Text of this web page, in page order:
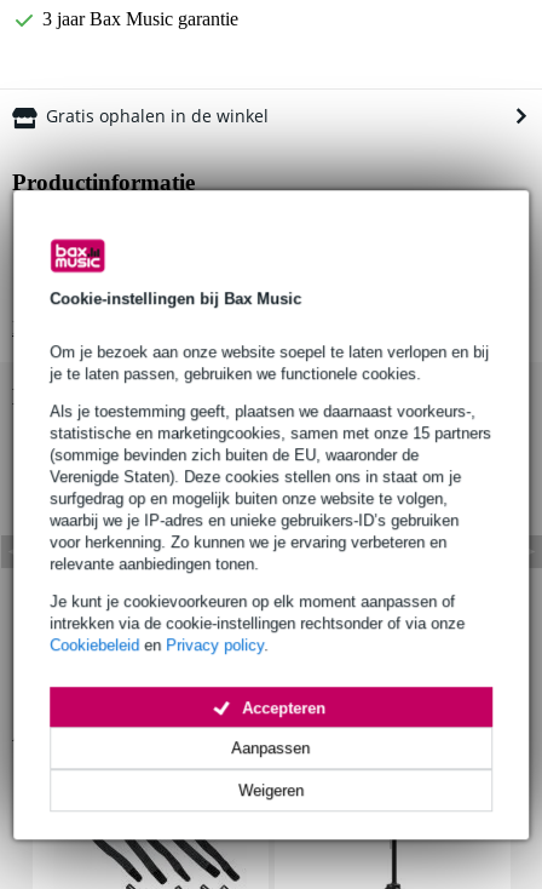
Cookie-instellingen bij Bax Music
Om je bezoek aan onze website soepel te laten verlopen en bij
je te laten passen, gebruiken we functionele cookies.
Als je toestemming geeft, plaatsen we daarnaast voorkeurs-,
statistische en marketingcookies, samen met onze 15 partners
(sommige bevinden zich buiten de EU, waaronder de
Verenigde Staten). Deze cookies stellen ons in staat om je
surfgedrag op en mogelijk buiten onze website te volgen,
waarbij we je IP-adres en unieke gebruikers-ID’s gebruiken
voor herkenning. Zo kunnen we je ervaring verbeteren en
relevante aanbiedingen tonen.
Je kunt je cookievoorkeuren op elk moment aanpassen of
intrekken via de cookie-instellingen rechtsonder of via onze
Cookiebeleid en Privacy policy.
Weigeren
Aanpassen
Accepteren
3 jaar Bax Music garantie
Gratis ophalen in de winkel
Productinformatie
Materiaal: Aluminium
Schroefdraad: M6
Bekijk ook eens (2)
Accessoires (9)